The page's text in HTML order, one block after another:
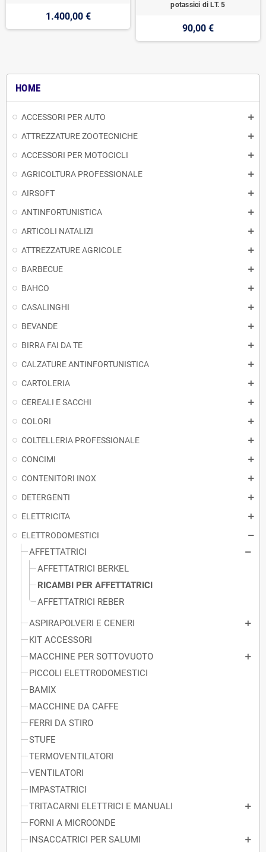
HOME
ACCESSORI PER AUTO
ATTREZZATURE ZOOTECNICHE
ACCESSORI PER MOTOCICLI
AGRICOLTURA PROFESSIONALE
AIRSOFT
ANTINFORTUNISTICA
ARTICOLI NATALIZI
ATTREZZATURE AGRICOLE
BARBECUE
BAHCO
CASALINGHI
BEVANDE
BIRRA FAI DA TE
CALZATURE ANTINFORTUNISTICA
CARTOLERIA
CEREALI E SACCHI
COLORI
COLTELLERIA PROFESSIONALE
CONCIMI
CONTENITORI INOX
DETERGENTI
ELETTRICITA
ELETTRODOMESTICI
AFFETTATRICI
AFFETTATRICI BERKEL
RICAMBI PER AFFETTATRICI
AFFETTATRICI REBER
ASPIRAPOLVERI E CENERI
KIT ACCESSORI
MACCHINE PER SOTTOVUOTO
PICCOLI ELETTRODOMESTICI
BAMIX
MACCHINE DA CAFFE
FERRI DA STIRO
STUFE
TERMOVENTILATORI
VENTILATORI
IMPASTATRICI
TRITACARNI ELETTRICI E MANUALI
FORNI A MICROONDE
INSACCATRICI PER SALUMI
1.400,00 €
potassici di LT. 5
90,00 €